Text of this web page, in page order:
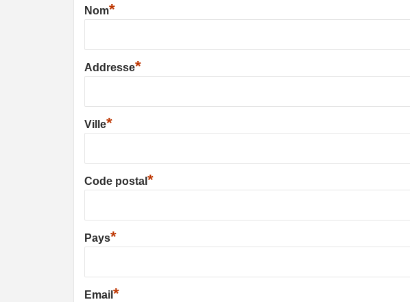
Nom*
Addresse*
Ville*
Code postal *
Pays*
Email *